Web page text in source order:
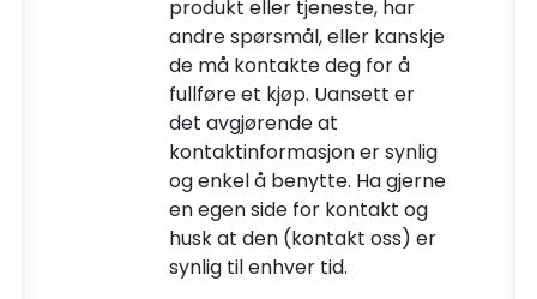
produkt eller tjeneste, har
andre spørsmål, eller kanskje
de må kontakte deg for å
fullføre et kjøp. Uansett er
det avgjørende at
kontaktinformasjon er synlig
og enkel å benytte. Ha gjerne
en egen side for kontakt og
husk at den (kontakt oss) er
synlig til enhver tid.